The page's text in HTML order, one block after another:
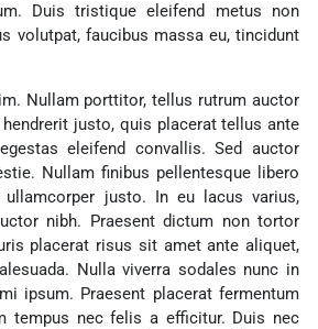
Duis tristique eleifend metus non
volutpat, faucibus massa eu, tincidunt
Nullam porttitor, tellus rutrum auctor
justo, quis placerat tellus ante
eleifend convallis. Sed auctor
Nullam finibus pellentesque libero
justo. In eu lacus varius,
nibh. Praesent dictum non tortor
placerat risus sit amet ante aliquet,
Nulla viverra sodales nunc in
ipsum. Praesent placerat fermentum
tempus nec felis a efficitur. Duis nec